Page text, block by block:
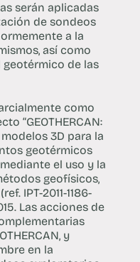
serán aplicadas
de sondeos
a la
así como
de las
como
“GEOTHERCAN:
3D para la
geotérmicos
el uso y la
geofísicos,
IPT-2011-1186-
Las acciones de
y
en la